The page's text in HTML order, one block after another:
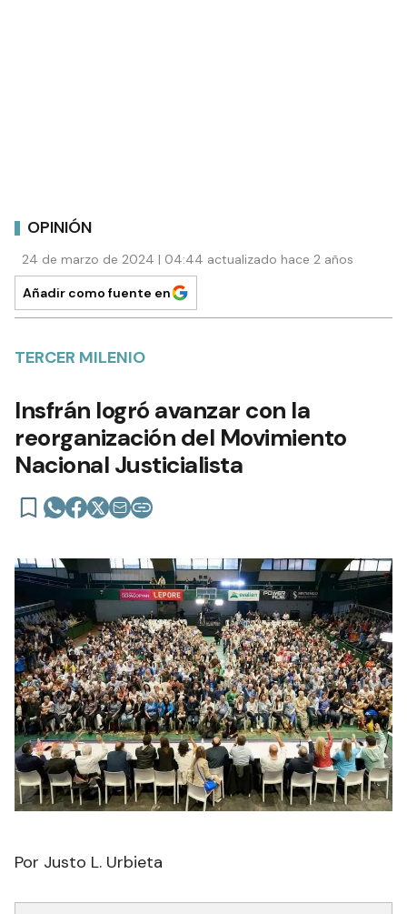
OPINIÓN
24 de marzo de 2024 | 04:44 actualizado hace 2 años
Añadir como fuente en
TERCER MILENIO
Insfrán logró avanzar con la
reorganización del Movimiento
Nacional Justicialista
Por Justo L. Urbieta